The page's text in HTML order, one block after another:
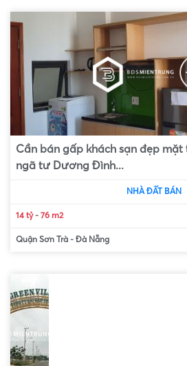
Cần bán gấp khách sạn đẹp mặt
ngã tư Dương Đình...
NHÀ ĐẤT BÁN
14 tỷ- 76 m2
Quận Sơn Trà - Đà Nẵng